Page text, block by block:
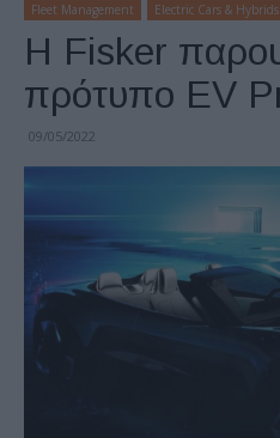
Fleet Management Electric Cars & Hybrids
Η Fisker
πρότυπο EV
09/05/2022